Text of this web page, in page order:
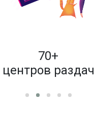
70+
центров раздач